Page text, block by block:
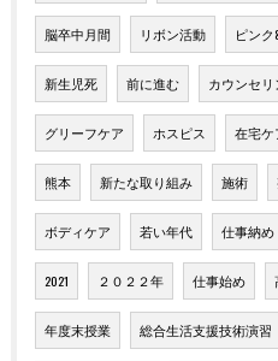
脳卒中月間 リボン活動 ピン
新生児死 前に進む カウンセリ
グリーフケア ホスピス 在宅ケ
熊本 新たな取り組み 施術
ボディケア 若い年代 仕事納め
2021 ２０２２年 仕事始め
年度末授業 総合生活支援技術演習